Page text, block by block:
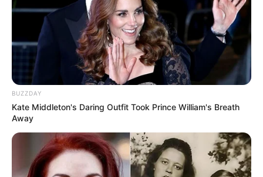
10 Potret Ebru Sahin,
Drama Hercai
BUZZDAY
Kate Middleton's Daring Outfit Took Prince William's Breath
Away